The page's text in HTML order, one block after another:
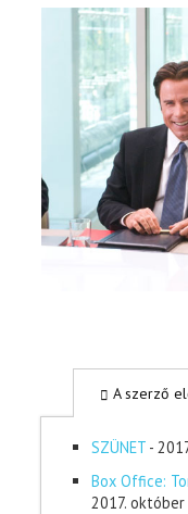
A szerző
SZÜNET -
Box Office:
2017. október